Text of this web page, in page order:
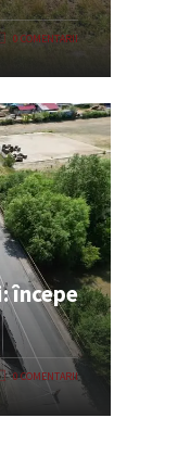
0 COMENTARII
începe
0 COMENTARII